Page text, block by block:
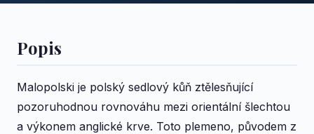
Popis
Malopolski je polský sedlový kůň ztělesňující
pozoruhodnou rovnováhu mezi orientální šlechtou
a výkonem anglické krve. Toto plemeno, původem z